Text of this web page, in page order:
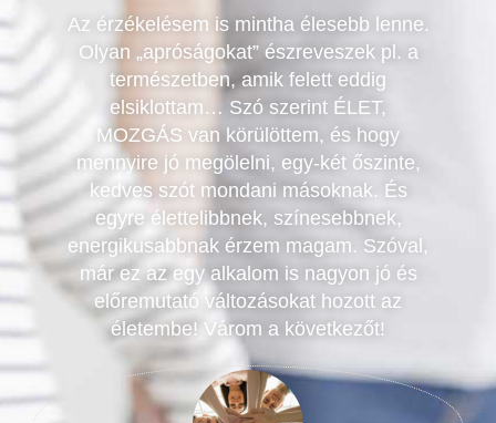
Az érzékelésem is mintha élesebb lenne.
Olyan „apróságokat” észreveszek pl. a
természetben, amik felett eddig
elsiklottam… Szó szerint ÉLET,
MOZGÁS van körülöttem, és hogy
mennyire jó megölelni, egy-két őszinte,
kedves szót mondani másoknak. És
egyre élettelibbnek, színesebbnek,
energikusabbnak érzem magam. Szóval,
már ez az egy alkalom is nagyon jó és
előremutató változásokat hozott az
életembe! Várom a következőt!